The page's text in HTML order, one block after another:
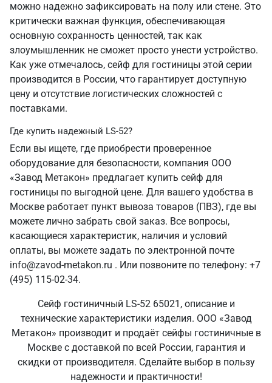
можно надежно зафиксировать на полу или стене. Это
критически важная функция, обеспечивающая
основную сохранность ценностей, так как
злоумышленник не сможет просто унести устройство.
Как уже отмечалось, сейф для гостиницы этой серии
производится в России, что гарантирует доступную
цену и отсутствие логистических сложностей с
поставками.
Где купить надежный LS-52?
Если вы ищете, где приобрести проверенное
оборудование для безопасности, компания ООО
«Завод Метакон» предлагает купить сейф для
гостиницы по выгодной цене. Для вашего удобства в
Москве работает пункт вывоза товаров (ПВЗ), где вы
можете лично забрать свой заказ. Все вопросы,
касающиеся характеристик, наличия и условий
оплаты, вы можете задать по электронной почте
info@zavod-metakon.ru . Или позвоните по телефону: +7
(495) 115-02-34.
Сейф гостиничный LS-52 65021, описание и
технические характеристики изделия. ООО «Завод
Метакон» производит и продаёт сейфы гостиничные в
Москве с доставкой по всей России, гарантия и
скидки от производителя. Сделайте выбор в пользу
надежности и практичности!